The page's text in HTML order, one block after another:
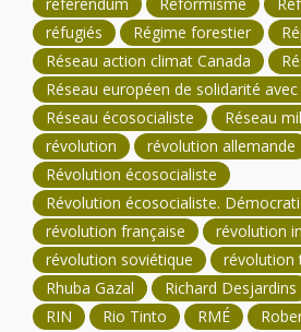
réfugiés
Régime forestier
Réseau action climat Canada
Réseau européen de solidarité avec
Réseau écosocialiste
Réseau
révolution
révolution allemande
Révolution écosocialiste
Révolution écosocialiste.
révolution française
révolution
révolution soviétique
révolution
Rhuba Gazal
Richard Desjardins
RIN
Rio Tinto RMÉ